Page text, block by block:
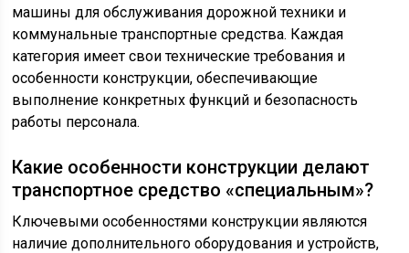
машины для обслуживания дорожной техники и
коммунальные транспортные средства. Каждая
категория имеет свои технические требования и
особенности конструкции, обеспечивающие
выполнение конкретных функций и безопасность
работы персонала.
Какие особенности конструкции делают
транспортное средство «специальным»?
Ключевыми особенностями конструкции являются
наличие дополнительного оборудования и устройств,